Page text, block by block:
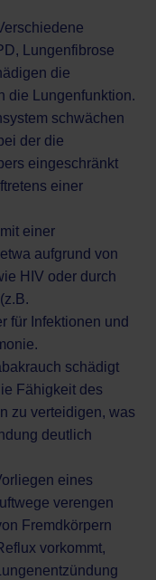
Lungenfibrose
die
die Lungenfunktion.
schwächen
der die
eingeschränkt
einer
einer
aufgrund von
HIV oder durch
für Infektionen und
schädigt
Fähigkeit des
zu verteidigen, was
deutlich
eines
verengen
Fremdkörpern
vorkommt,